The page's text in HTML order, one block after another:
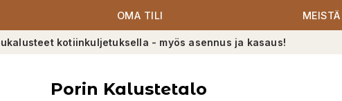
OMA TILI MEISTÄ
kotiinkuljetuksella - myös asennus ja kasaus!
Porin Kalustetalo